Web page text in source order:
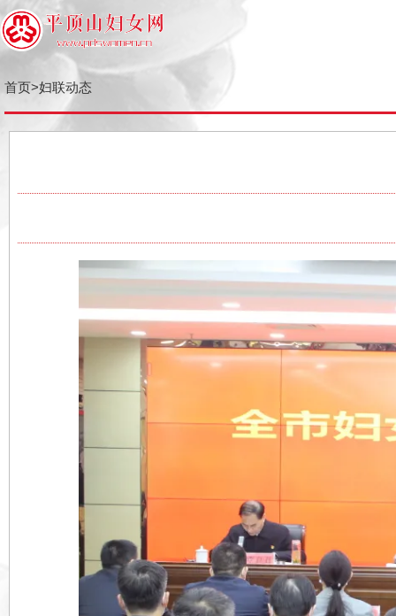
首页>妇联动态